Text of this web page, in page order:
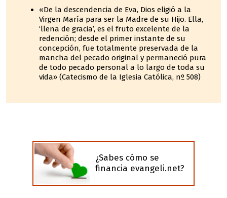
«De la descendencia de Eva, Dios eligió a la
Virgen María para ser la Madre de su Hijo. Ella,
‘llena de gracia’, es el fruto excelente de la
redención; desde el primer instante de su
concepción, fue totalmente preservada de la
mancha del pecado original y permaneció pura
de todo pecado personal a lo largo de toda su
vida» (Catecismo de la Iglesia Católica, nº 508)
¿Sabes cómo se
financia evangeli.net?